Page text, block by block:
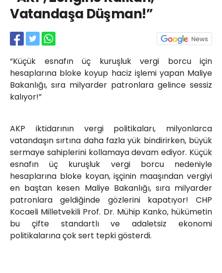
Vatandaşa Düşman!”
“Küçük esnafın üç kuruşluk vergi borcu için
hesaplarına bloke koyup haciz işlemi yapan Maliye
Bakanlığı, sıra milyarder patronlara gelince sessiz
kalıyor!”
AKP iktidarının vergi politikaları, milyonlarca
vatandaşın sırtına daha fazla yük bindirirken, büyük
sermaye sahiplerini kollamaya devam ediyor. Küçük
esnafın üç kuruşluk vergi borcu nedeniyle
hesaplarına bloke koyan, işçinin maaşından vergiyi
en baştan kesen Maliye Bakanlığı, sıra milyarder
patronlara geldiğinde gözlerini kapatıyor! CHP
Kocaeli Milletvekili Prof. Dr. Mühip Kanko, hükümetin
bu çifte standartlı ve adaletsiz ekonomi
politikalarına çok sert tepki gösterdi.
Yahya Kaptan Mahallesi
Akkavaklar Caddesi No:17/4 İzmit-
kocaelisokak@gmail.com